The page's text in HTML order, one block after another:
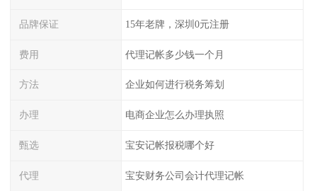
品牌保证 15年老牌，深圳0元注册
费用 代理记帐多少钱一个月
方法 企业如何进行税务筹划
办理 电商企业怎么办理执照
甄选 宝安记帐报税哪个好
代理 宝安财务公司会计代理记帐